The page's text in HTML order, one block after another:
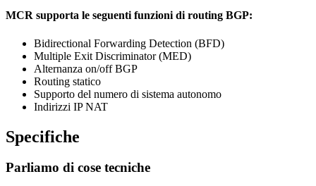
MCR supporta le seguenti funzioni di routing BGP:
Bidirectional Forwarding Detection (BFD)
Multiple Exit Discriminator (MED)
Alternanza on/off BGP
Routing statico
Supporto del numero di sistema autonomo
Indirizzi IP NAT
Specifiche
Parliamo di cose tecniche